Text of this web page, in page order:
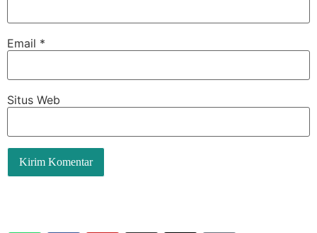
Email *
Situs Web